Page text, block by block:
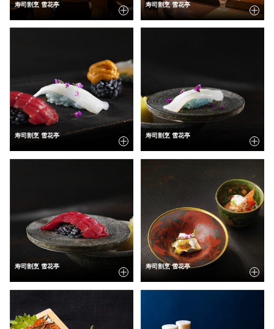
寿司割烹 雪花亭 寿司割烹 雪花亭
寿司割烹 雪花亭 寿司割烹 雪花亭
寿司割烹 雪花亭 寿司割烹 雪花亭